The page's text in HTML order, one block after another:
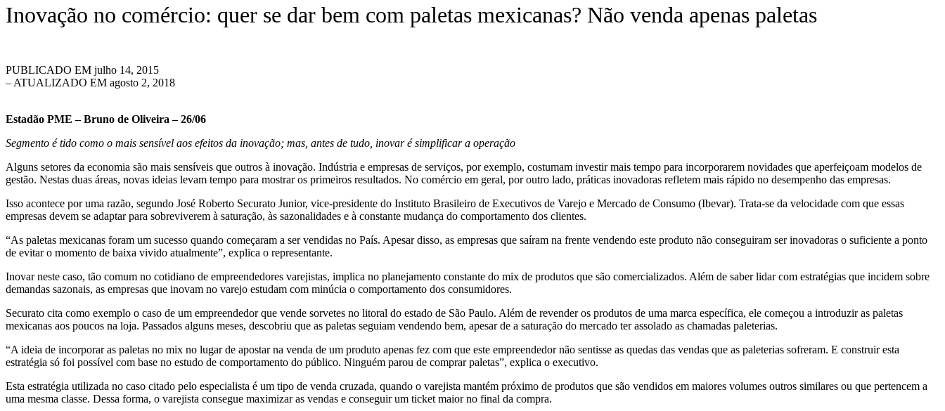
Inovação no comércio: quer se dar bem com paletas mexicanas? Não venda apenas paletas
PUBLICADO EM julho 14, 2015
– ATUALIZADO EM agosto 2, 2018
Estadão PME – Bruno de Oliveira – 26/06
Segmento é tido como o mais sensível aos efeitos da inovação; mas, antes de tudo, inovar é simplificar a operação
Alguns setores da economia são mais sensíveis que outros à inovação. Indústria e empresas de serviços, por exemplo, costumam investir mais tempo para incorporarem novidades que aperfeiçoam modelos de
gestão. Nestas duas áreas, novas ideias levam tempo para mostrar os primeiros resultados. No comércio em geral, por outro lado, práticas inovadoras refletem mais rápido no desempenho das empresas.
Isso acontece por uma razão, segundo José Roberto Securato Junior, vice-presidente do Instituto Brasileiro de Executivos de Varejo e Mercado de Consumo (Ibevar). Trata-se da velocidade com que essas
empresas devem se adaptar para sobreviverem à saturação, às sazonalidades e à constante mudança do comportamento dos clientes.
“As paletas mexicanas foram um sucesso quando começaram a ser vendidas no País. Apesar disso, as empresas que saíram na frente vendendo este produto não conseguiram ser inovadoras o suficiente a ponto
de evitar o momento de baixa vivido atualmente”, explica o representante.
Inovar neste caso, tão comum no cotidiano de empreendedores varejistas, implica no planejamento constante do mix de produtos que são comercializados. Além de saber lidar com estratégias que incidem sobre
demandas sazonais, as empresas que inovam no varejo estudam com minúcia o comportamento dos consumidores.
Securato cita como exemplo o caso de um empreendedor que vende sorvetes no litoral do estado de São Paulo. Além de revender os produtos de uma marca específica, ele começou a introduzir as paletas
mexicanas aos poucos na loja. Passados alguns meses, descobriu que as paletas seguiam vendendo bem, apesar de a saturação do mercado ter assolado as chamadas paleterias.
“A ideia de incorporar as paletas no mix no lugar de apostar na venda de um produto apenas fez com que este empreendedor não sentisse as quedas das vendas que as paleterias sofreram. E construir esta
estratégia só foi possível com base no estudo de comportamento do público. Ninguém parou de comprar paletas”, explica o executivo.
Esta estratégia utilizada no caso citado pelo especialista é um tipo de venda cruzada, quando o varejista mantém próximo de produtos que são vendidos em maiores volumes outros similares ou que pertencem a
uma mesma classe. Dessa forma, o varejista consegue maximizar as vendas e conseguir um ticket maior no final da compra.